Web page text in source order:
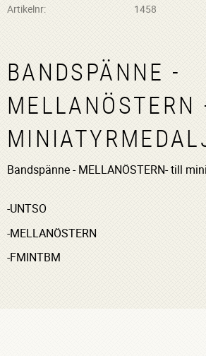
Artikelnr
1458
BANDSPÄNNE -
Bandspänne - MELLANÖSTERN- till
-UNTSO
-MELLANÖSTERN
-FMINTBM